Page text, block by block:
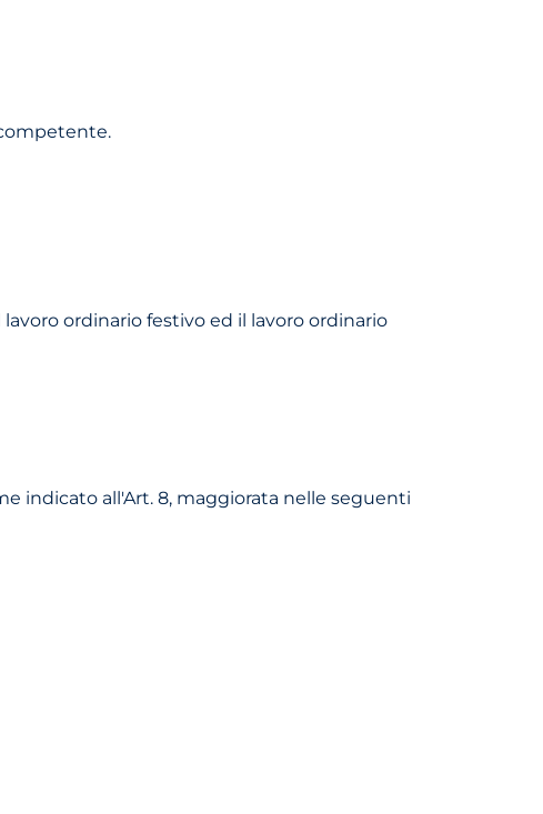
ordinario festivo ed il lavoro ordinario
indicato all'Art. 8, maggiorata nelle seguenti